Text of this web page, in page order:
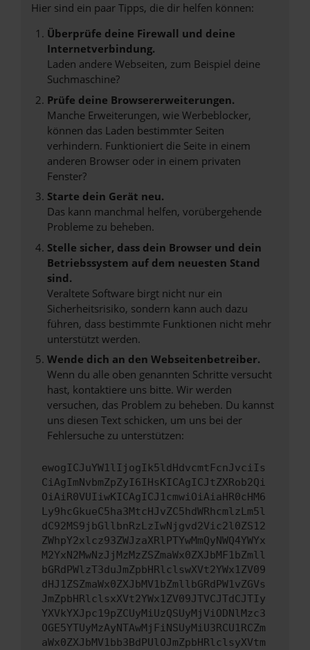
Hier sind ein paar Tipps, die dir helfen können:
Überprüfe deine Firewall und deine
Internetverbindung.
Laden andere Webseiten, zum Beispiel deine
Suchmaschine?
Prüfe deine Browsererweiterungen.
Manche Erweiterungen, wie Werbeblocker,
können das Laden bestimmter Seiten
verhindern. Funktioniert die Seite in einem
anderen Browser oder in einem privaten
Fenster?
Starte dein Gerät neu.
Das kann manchmal helfen, vorübergehende
Probleme zu beheben.
Stelle sicher, dass dein Browser und dein
Betriebssystem auf dem neuesten Stand
sind.
Veraltete Software birgt nicht nur ein
Sicherheitsrisiko, sondern kann auch dazu
führen, dass bestimmte Funktionen nicht mehr
unterstützt werden.
Wende dich an den Webseitenbetreiber.
Wenn du alle oben genannten Schritte versucht
hast, kontaktiere uns bitte. Wir werden
versuchen, das Problem zu beheben. Du kannst
uns diesen Text schicken, um uns bei der
Fehlersuche zu unterstützen:
ewogICJuYW1lIjogIk5ldHdvcmtFcnJvciIs
CiAgImNvbmZpZyI6IHsKICAgICJtZXRob2Qi
OiAiR0VUIiwKICAgICJ1cmwiOiAiaHR0cHM6
Ly9hcGkueC5ha3MtcHJvZC5hdWRhcmlzLm5l
dC92MS9jbGllbnRzLzIwNjgvd2Vic2l0ZS12
ZWhpY2xlcz93ZWJzaXRlPTYwMmQyNWQ4YWYx
M2YxN2MwNzJjMzMzZSZmaWx0ZXJbMF1bZmll
bGRdPWlzT3duJmZpbHRlclswXVt2YWx1ZV09
dHJ1ZSZmaWx0ZXJbMV1bZmllbGRdPW1vZGVs
JmZpbHRlclsxXVt2YWx1ZV09JTVCJTdCJTIy
YXVkYXJpc19pZCUyMiUzQSUyMjViODNlMzc3
OGE5YTUyMzAyNTAwMjFiNSUyMiU3RCU1RCZm
aWx0ZXJbMV1bb3BdPUlOJmZpbHRlclsyXVtm